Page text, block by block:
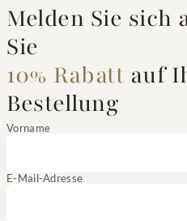
Melden Sie sich
Sie
10% Rabatt auf
Bestellung
Vorname
E-Mail-Adresse